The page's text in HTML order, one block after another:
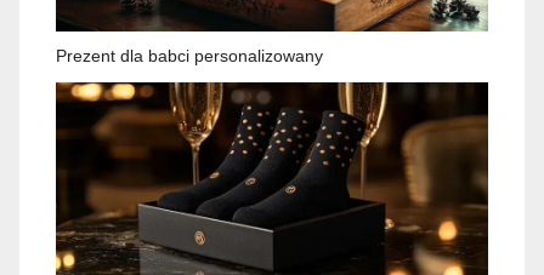
Prezent dla babci personalizowany